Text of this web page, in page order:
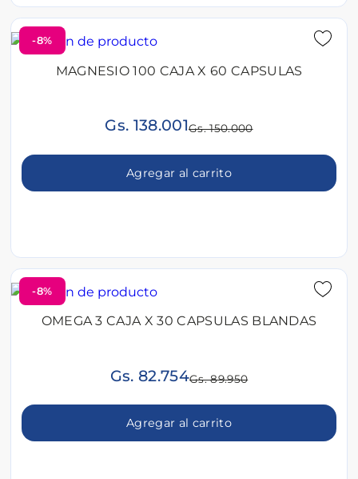
-8%
MAGNESIO 100 CAJA X 60 CAPSULAS
Gs. 138.001Gs. 150.000
Agregar al carrito
-8%
OMEGA 3 CAJA X 30 CAPSULAS BLANDAS
Gs. 82.754Gs. 89.950
Agregar al carrito